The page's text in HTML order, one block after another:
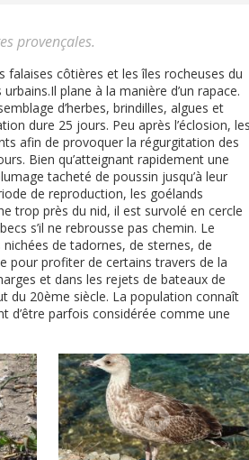
provençales.
falaises côtières et les îles rocheuses du
plane à la manière d’un rapace.
d’herbes, brindilles, algues et
dure 25 jours. Peu après l’éclosion, les
afin de provoquer la régurgitation des
Bien qu’atteignant rapidement une
tacheté de poussin jusqu’à leur
de reproduction, les goélands
trop près du nid, il est survolé en cercle
s’il ne rebrousse pas chemin. Le
de tadornes, de sternes, de
pour profiter de certains travers de la
et dans les rejets de bateaux de
du 20ème siècle. La population connaît
d’être parfois considérée comme une